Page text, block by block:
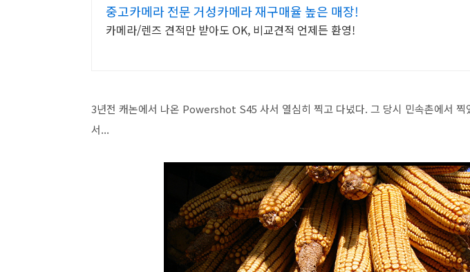
중고카메라 전문 거성카메라 재구매율 높은 매장!
카메라/렌즈 견적만 받아도 OK, 비교견적 언제든 환영!
3년전 캐논에서 나온 Powershot S45 사서 열심히 찍고 다녔다. 그 당시 민속촌에서 찍
서...